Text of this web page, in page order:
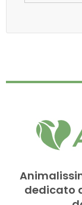
dedicato